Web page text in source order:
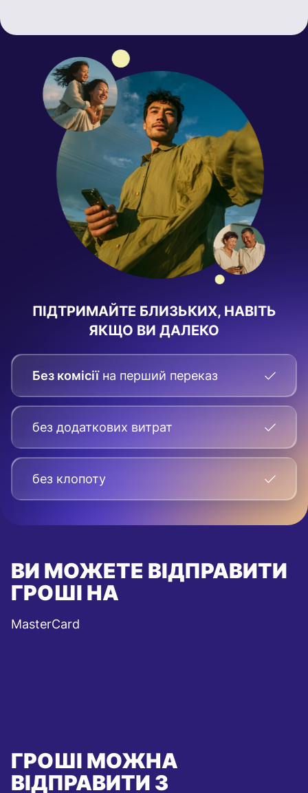
ПІДТРИМАЙТЕ БЛИЗЬКИХ, НАВІТЬ
ЯКЩО ВИ ДАЛЕКО
Без комісії на перший переказ
без додаткових витрат
без клопоту
ВИ МОЖЕТЕ ВІДПРАВИТИ
ГРОШІ НА
MasterCard
ГРОШІ МОЖНА
ВІДПРАВИТИ З